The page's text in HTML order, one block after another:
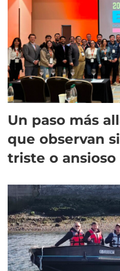
Un paso más
que observan
triste o ansioso